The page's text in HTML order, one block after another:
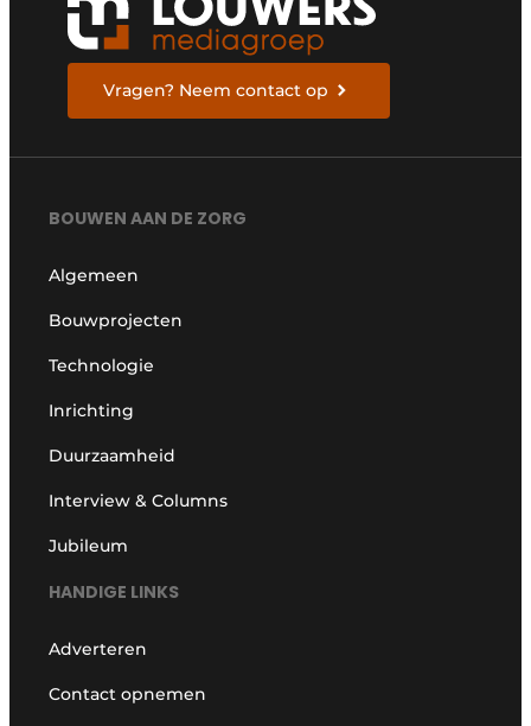
Vragen? Neem contact op
BOUWEN AAN DE ZORG
Algemeen
Bouwprojecten
Technologie
Inrichting
Duurzaamheid
Interview & Columns
Jubileum
HANDIGE LINKS
Adverteren
Contact opnemen